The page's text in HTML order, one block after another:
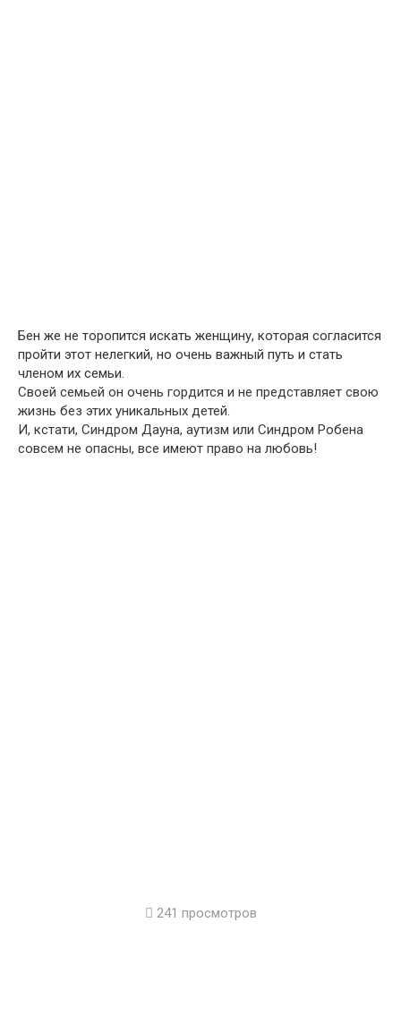
Бен же не торопится искать женщину, которая согласится
пройти этот нелегкий, но очень важный путь и стать
членом их семьи.
Своей семьей он очень гордится и не представляет свою
жизнь без этих уникальных детей.
И, кстати, Синдром Дауна, аутизм или Синдром Робена
совсем не опасны, все имеют право на любовь!
241 просмотров